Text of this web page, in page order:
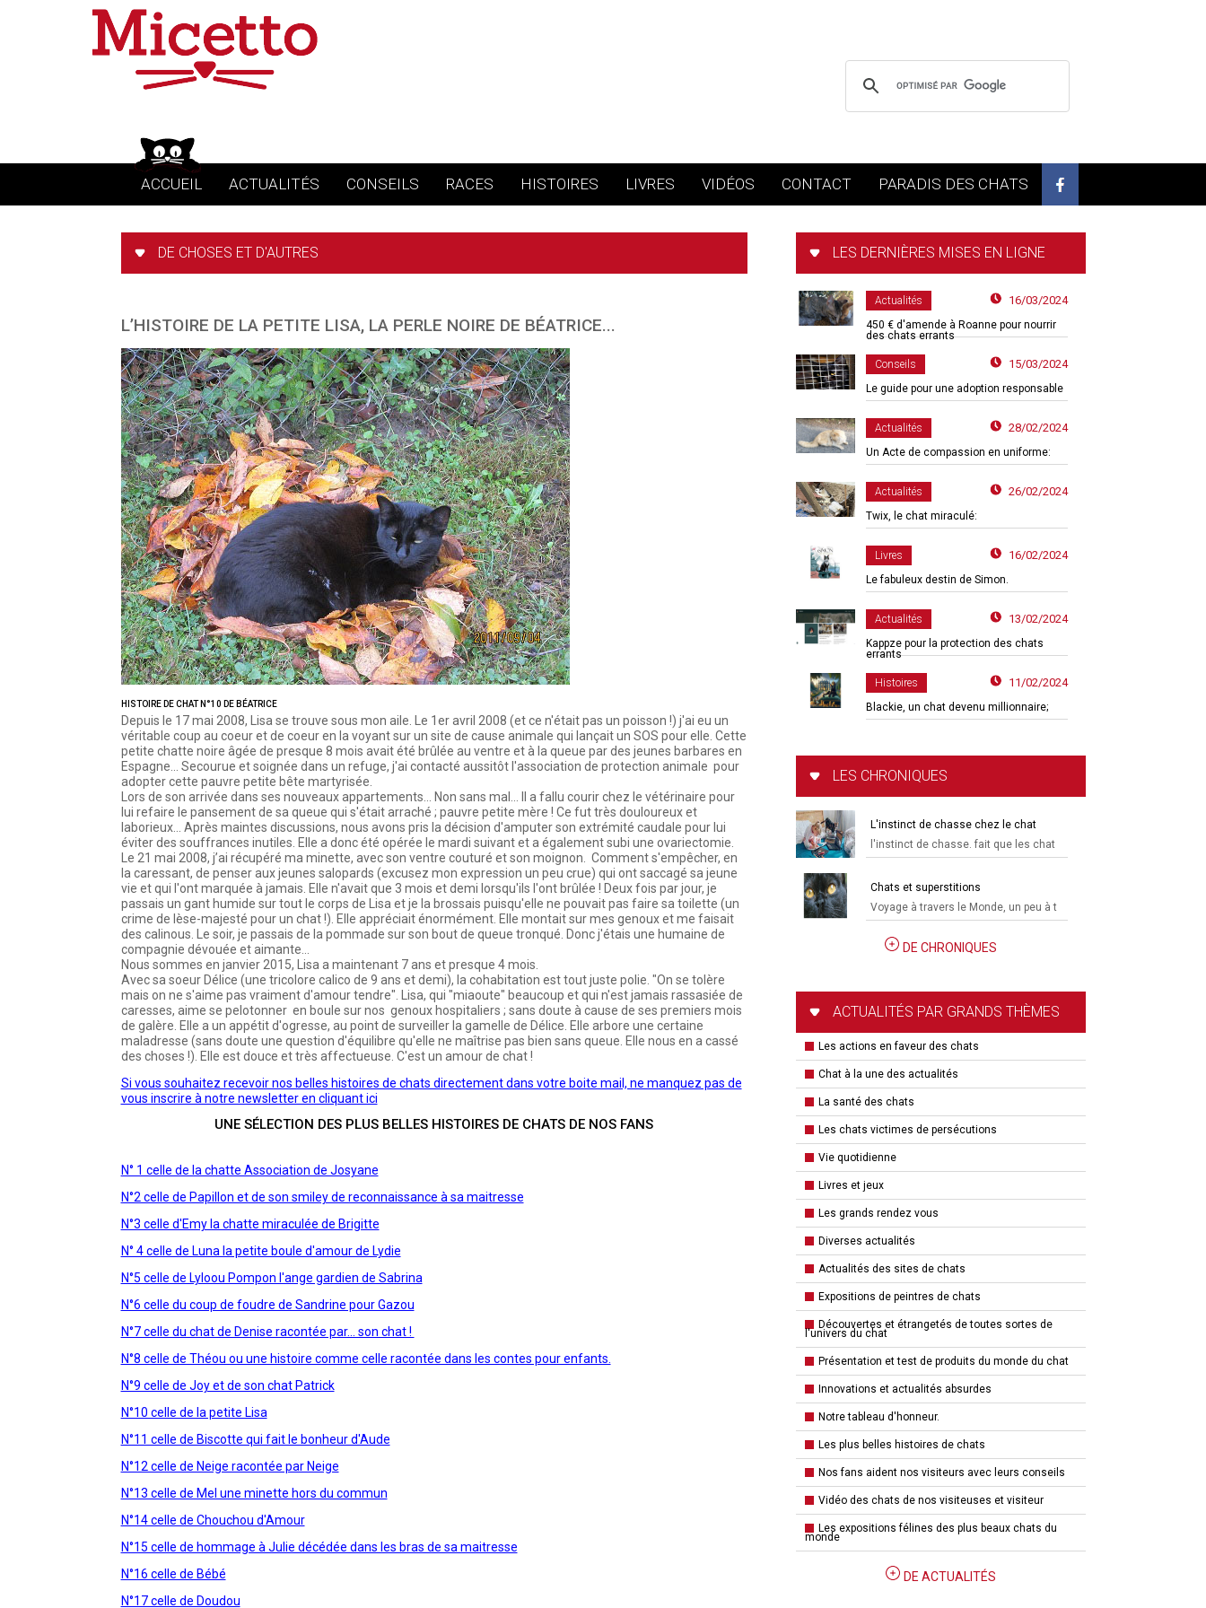
ACCUEIL ACTUALITÉS CONSEILS RACES HISTOIRES LIVRES VIDÉOS CONTACT PARADIS DES CHATS
DE CHOSES ET D'AUTRES
L’HISTOIRE DE LA PETITE LISA, LA PERLE NOIRE DE BÉATRICE...
HISTOIRE DE CHAT N°10 DE BÉATRICE
Depuis le 17 mai 2008, Lisa se trouve sous mon aile. Le 1er avril 2008 (et ce n'était pas un poisson !) j'ai eu un
véritable coup au coeur et de coeur en la voyant sur un site de cause animale qui lançait un SOS pour elle. Cette
petite chatte noire âgée de presque 8 mois avait été brûlée au ventre et à la queue par des jeunes barbares en
Espagne... Secourue et soignée dans un refuge, j'ai contacté aussitôt l'association de protection animale pour
adopter cette pauvre petite bête martyrisée.
Lors de son arrivée dans ses nouveaux appartements... Non sans mal... Il a fallu courir chez le vétérinaire pour
lui refaire le pansement de sa queue qui s'était arraché ; pauvre petite mère ! Ce fut très douloureux et
laborieux... Après maintes discussions, nous avons pris la décision d'amputer son extrémité caudale pour lui
éviter des souffrances inutiles. Elle a donc été opérée le mardi suivant et a également subi une ovariectomie.
Le 21 mai 2008, j’ai récupéré ma minette, avec son ventre couturé et son moignon. Comment s'empêcher, en
la caressant, de penser aux jeunes salopards (excusez mon expression un peu crue) qui ont saccagé sa jeune
vie et qui l'ont marquée à jamais. Elle n'avait que 3 mois et demi lorsqu'ils l'ont brûlée ! Deux fois par jour, je
passais un gant humide sur tout le corps de Lisa et je la brossais puisqu'elle ne pouvait pas faire sa toilette (un
crime de lèse-majesté pour un chat !). Elle appréciait énormément. Elle montait sur mes genoux et me faisait
des calinous. Le soir, je passais de la pommade sur son bout de queue tronqué. Donc j'étais une humaine de
compagnie dévouée et aimante...
Nous sommes en janvier 2015, Lisa a maintenant 7 ans et presque 4 mois.
Avec sa soeur Délice (une tricolore calico de 9 ans et demi), la cohabitation est tout juste polie. "On se tolère
mais on ne s'aime pas vraiment d'amour tendre". Lisa, qui "miaoute" beaucoup et qui n'est jamais rassasiée de
caresses, aime se pelotonner en boule sur nos genoux hospitaliers ; sans doute à cause de ses premiers mois
de galère. Elle a un appétit d'ogresse, au point de surveiller la gamelle de Délice. Elle arbore une certaine
maladresse (sans doute une question d'équilibre qu'elle ne maîtrise pas bien sans queue. Elle nous en a cassé
des choses !). Elle est douce et très affectueuse. C'est un amour de chat !
Si vous souhaitez recevoir nos belles histoires de chats directement dans votre boite mail, ne manquez pas de
vous inscrire à notre newsletter en cliquant ici
UNE SÉLECTION DES PLUS BELLES HISTOIRES DE CHATS DE NOS FANS
N° 1 celle de la chatte Association de Josyane
N°2 celle de Papillon et de son smiley de reconnaissance à sa maitresse
N°3 celle d'Emy la chatte miraculée de Brigitte
N° 4 celle de Luna la petite boule d'amour de Lydie
N°5 celle de Lyloou Pompon l'ange gardien de Sabrina
N°6 celle du coup de foudre de Sandrine pour Gazou
N°7 celle du chat de Denise racontée par... son chat !
N°8 celle de Théou ou une histoire comme celle racontée dans les contes pour enfants.
N°9 celle de Joy et de son chat Patrick
N°10 celle de la petite Lisa
N°11 celle de Biscotte qui fait le bonheur d'Aude
N°12 celle de Neige racontée par Neige
N°13 celle de Mel une minette hors du commun
N°14 celle de Chouchou d'Amour
N°15 celle de hommage à Julie décédée dans les bras de sa maitresse
N°16 celle de Bébé
N°17 celle de Doudou
LES DERNIÈRES MISES EN LIGNE
Actualités 16/03/2024
450 € d'amende à Roanne pour nourrir
des chats errants
Conseils 15/03/2024
Le guide pour une adoption responsable
Actualités 28/02/2024
Un Acte de compassion en uniforme:
Actualités 26/02/2024
Twix, le chat miraculé:
Livres 16/02/2024
Le fabuleux destin de Simon.
Actualités 13/02/2024
Kappze pour la protection des chats
errants
Histoires 11/02/2024
Blackie, un chat devenu millionnaire;
LES CHRONIQUES
L'instinct de chasse chez le chat
l'instinct de chasse. fait que les chat
Chats et superstitions
Voyage à travers le Monde, un peu à t
DE CHRONIQUES
ACTUALITÉS PAR GRANDS THÈMES
Les actions en faveur des chats
Chat à la une des actualités
La santé des chats
Les chats victimes de persécutions
Vie quotidienne
Livres et jeux
Les grands rendez vous
Diverses actualités
Actualités des sites de chats
Expositions de peintres de chats
Découvertes et étrangetés de toutes sortes de
l'univers du chat
Présentation et test de produits du monde du chat
Innovations et actualités absurdes
Notre tableau d'honneur.
Les plus belles histoires de chats
Nos fans aident nos visiteurs avec leurs conseils
Vidéo des chats de nos visiteuses et visiteur
Les expositions félines des plus beaux chats du
monde
DE ACTUALITÉS